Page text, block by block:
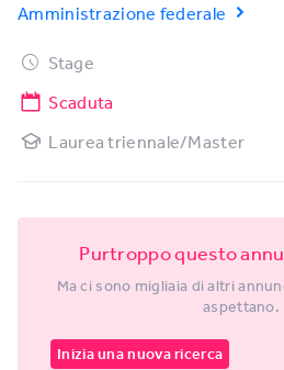
Amministrazione federale
Stage
Scaduta
Laurea triennale/Master
Purtroppo questo
Ma ci sono migliaia di altri
aspettano.
Inizia una nuova ricerca